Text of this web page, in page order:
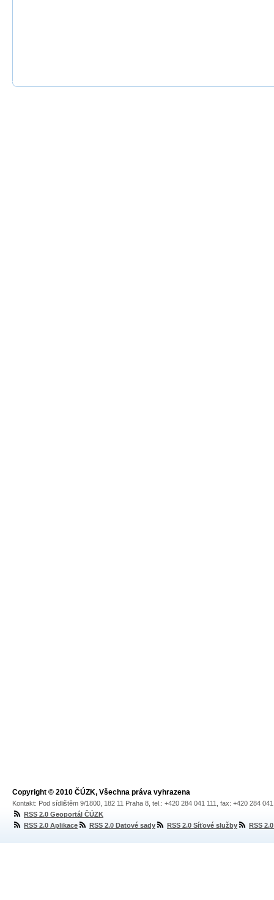
Copyright © 2010 ČÚZK, Všechna práva vyhrazena
Kontakt: Pod sídlištěm 9/1800, 182 11 Praha 8, tel.: +420 284 041 111, fax: +420 284
RSS 2.0 Geoportál ČÚZK
RSS 2.0 Aplikace
RSS 2.0 Datové sady RSS 2.0 Síťové služby RSS